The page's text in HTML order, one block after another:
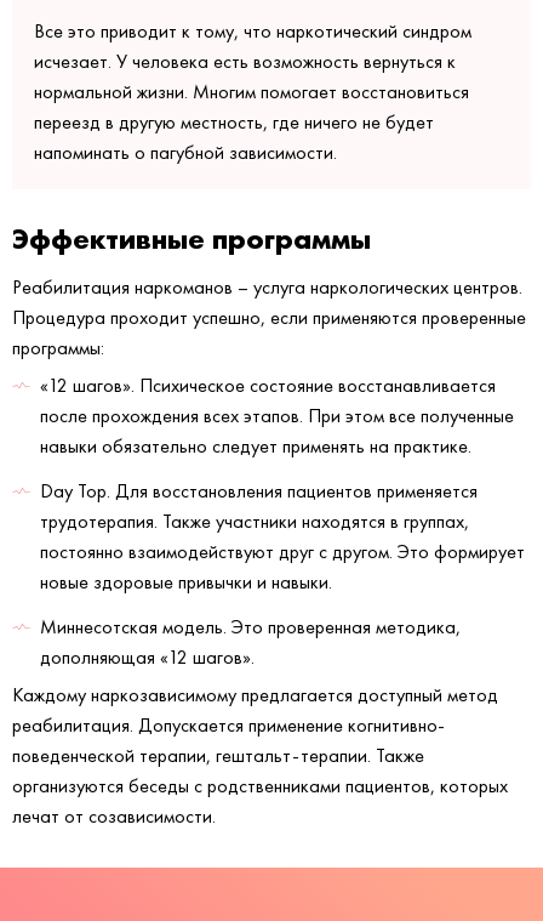
Все это приводит к тому, что наркотический синдром
исчезает. У человека есть возможность вернуться к
нормальной жизни. Многим помогает восстановиться
переезд в другую местность, где ничего не будет
напоминать о пагубной зависимости.
Эффективные программы
Реабилитация наркоманов – услуга наркологических центров.
Процедура проходит успешно, если применяются проверенные
программы:
«12 шагов». Психическое состояние восстанавливается
после прохождения всех этапов. При этом все полученные
навыки обязательно следует применять на практике.
Day Top. Для восстановления пациентов применяется
трудотерапия. Также участники находятся в группах,
постоянно взаимодействуют друг с другом. Это формирует
новые здоровые привычки и навыки.
Миннесотская модель. Это проверенная методика,
дополняющая «12 шагов».
Каждому наркозависимому предлагается доступный метод
реабилитация. Допускается применение когнитивно-
поведенческой терапии, гештальт-терапии. Также
организуются беседы с родственниками пациентов, которых
лечат от созависимости.